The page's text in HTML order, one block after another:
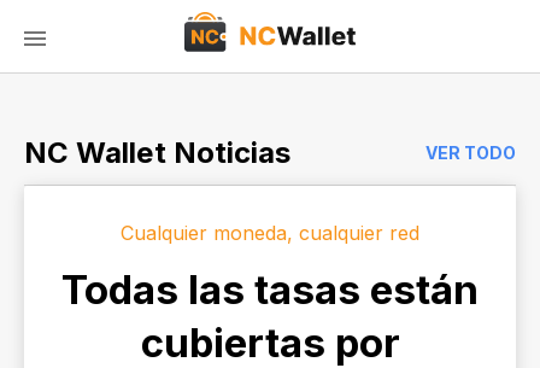
NC Wallet Noticias VER TODO
Cualquier moneda, cualquier red
Todas las tasas están
cubiertas por